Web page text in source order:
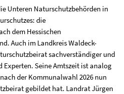
Unteren Naturschutzbehörden in
die
dem Hessischen
Auch im Landkreis Waldeck-
sachverständiger und
Seine Amtszeit ist analog
der Kommunalwahl 2026 nun
gebildet hat. Landrat Jürgen